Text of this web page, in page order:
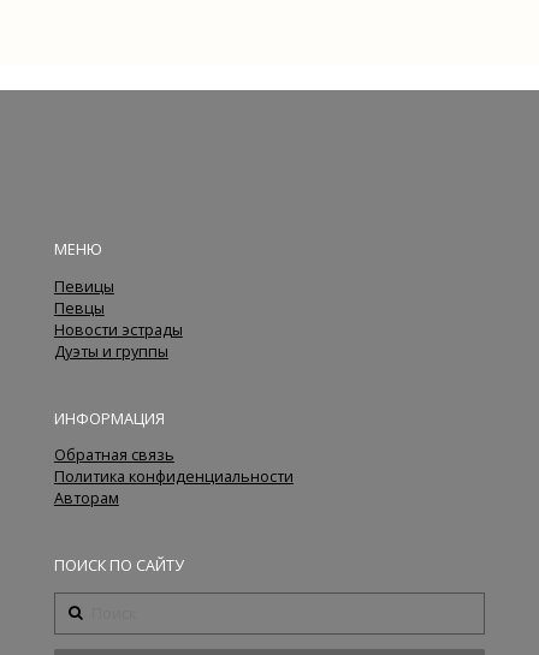
МЕНЮ
Певицы
Певцы
Новости эстрады
Дуэты и группы
ИНФОРМАЦИЯ
Обратная связь
Политика конфиденциальности
Авторам
ПОИСК ПО САЙТУ